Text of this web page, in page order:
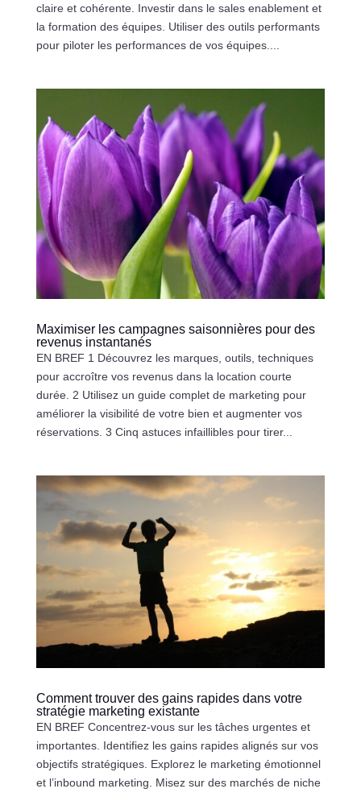
claire et cohérente. Investir dans le sales enablement et
la formation des équipes. Utiliser des outils performants
pour piloter les performances de vos équipes....
Maximiser les campagnes saisonnières pour des
revenus instantanés
EN BREF 1 Découvrez les marques, outils, techniques
pour accroître vos revenus dans la location courte
durée. 2 Utilisez un guide complet de marketing pour
améliorer la visibilité de votre bien et augmenter vos
réservations. 3 Cinq astuces infaillibles pour tirer...
Comment trouver des gains rapides dans votre
stratégie marketing existante
EN BREF Concentrez-vous sur les tâches urgentes et
importantes. Identifiez les gains rapides alignés sur vos
objectifs stratégiques. Explorez le marketing émotionnel
et l’inbound marketing. Misez sur des marchés de niche